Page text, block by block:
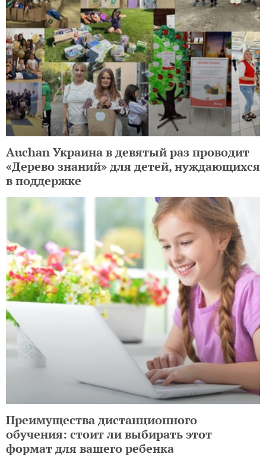
Auchan Украина в девятый раз проводит
«Дерево знаний» для детей, нуждающихся
в поддержке
Преимущества дистанционного
обучения: стоит ли выбирать этот
формат для вашего ребенка